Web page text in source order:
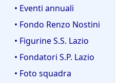
• Eventi annuali
• Fondo Renzo Nostini
• Figurine S.S. Lazio
• Fondatori S.P. Lazio
• Foto squadra